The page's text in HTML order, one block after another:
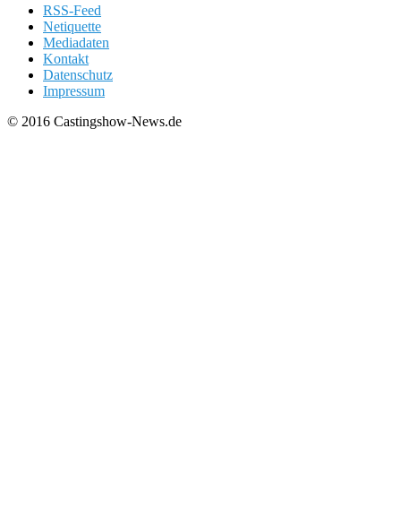
RSS-Feed
Netiquette
Mediadaten
Kontakt
Datenschutz
Impressum
© 2016 Castingshow-News.de